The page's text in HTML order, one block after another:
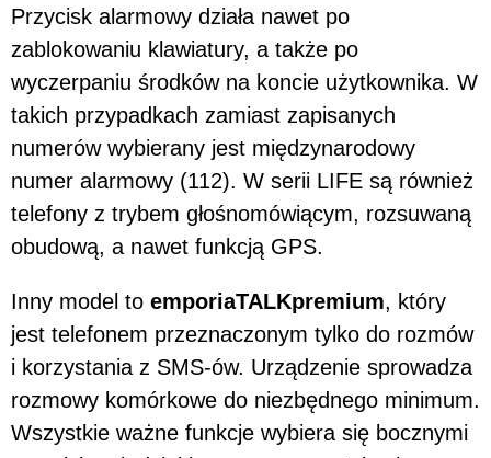
Przycisk alarmowy działa nawet po
zablokowaniu klawiatury, a także po
wyczerpaniu środków na koncie użytkownika. W
takich przypadkach zamiast zapisanych
numerów wybierany jest międzynarodowy
numer alarmowy (112). W serii LIFE są również
telefony z trybem głośnomówiącym, rozsuwaną
obudową, a nawet funkcją GPS.
Inny model to emporiaTALKpremium, który
jest telefonem przeznaczonym tylko do rozmów
i korzystania z SMS-ów. Urządzenie sprowadza
rozmowy komórkowe do niezbędnego minimum.
Wszystkie ważne funkcje wybiera się bocznymi